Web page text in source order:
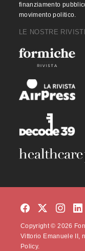
finanziamento
movimento politico.
LE NOSTRE
Copyright © 2026
Vittorio Emanuele II,
Policy.